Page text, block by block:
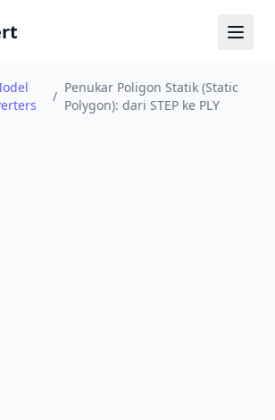
/
Penukar Poligon Statik (Static
Polygon): dari STEP ke PLY